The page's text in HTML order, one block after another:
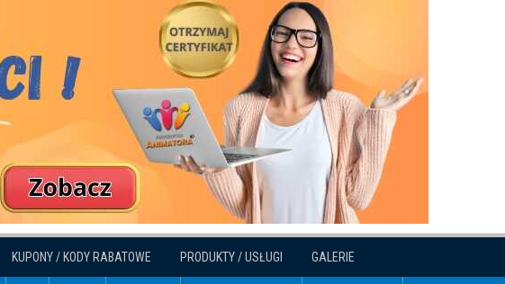
KUPONY / KODY RABATOWE PRODUKTY / USŁUGI GALERIE